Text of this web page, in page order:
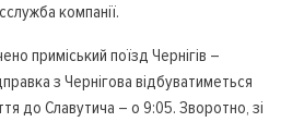
компанії.
приміський поїзд Чернігів –
з Чернігова відбуватиметься
до Славутича – о 9:05. Зворотно, зі